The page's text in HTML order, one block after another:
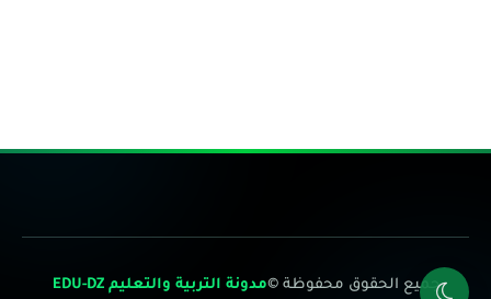
جميع الحقوق محفوظة ©مدونة التربية والتعليم EDU-DZ